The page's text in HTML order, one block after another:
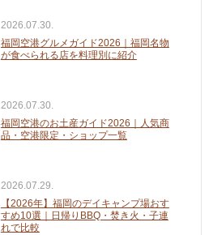
2026.07.30.
福岡空港グルメガイド2026｜福岡名物
が食べられる店を料理別に紹介
2026.07.30.
福岡空港のお土産ガイド2026｜人気商
品・空港限定・ショップ一覧
2026.07.29.
【2026年】福岡のデイキャンプ場おす
すめ10選｜日帰りBBQ・焚き火・子連
れで比較